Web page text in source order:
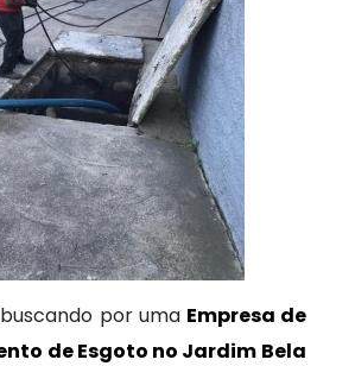
por uma Empresa de
de Esgoto no Jardim Bela